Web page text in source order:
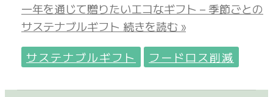
一年を通じて贈りたいエコなギフト – 季節ごとの
サステナブルギフト 続きを読む »
サステナブルギフト
フードロス削減